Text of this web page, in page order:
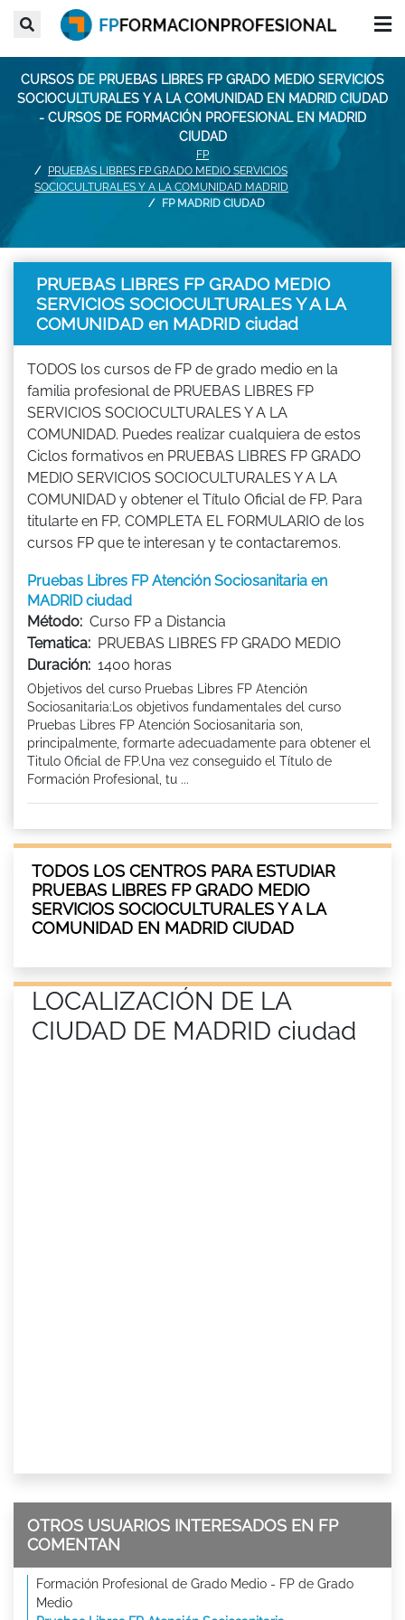
CURSOS DE PRUEBAS LIBRES FP GRADO MEDIO SERVICIOS
SOCIOCULTURALES Y A LA COMUNIDAD EN MADRID CIUDAD
- CURSOS DE FORMACIÓN PROFESIONAL EN MADRID
CIUDAD
FP
PRUEBAS LIBRES FP GRADO MEDIO SERVICIOS
SOCIOCULTURALES Y A LA COMUNIDAD MADRID
FP MADRID CIUDAD
PRUEBAS LIBRES FP GRADO MEDIO
SERVICIOS SOCIOCULTURALES Y A LA
COMUNIDAD en MADRID ciudad
TODOS los cursos de FP de grado medio en la
familia profesional de PRUEBAS LIBRES FP
SERVICIOS SOCIOCULTURALES Y A LA
COMUNIDAD. Puedes realizar cualquiera de estos
Ciclos formativos en PRUEBAS LIBRES FP GRADO
MEDIO SERVICIOS SOCIOCULTURALES Y A LA
COMUNIDAD y obtener el Título Oficial de FP. Para
titularte en FP, COMPLETA EL FORMULARIO de los
cursos FP que te interesan y te contactaremos.
Pruebas Libres FP Atención Sociosanitaria en
MADRID ciudad
Método: Curso FP a Distancia
Tematica: PRUEBAS LIBRES FP GRADO MEDIO
Duración: 1400 horas
Objetivos del curso Pruebas Libres FP Atención
Sociosanitaria:Los objetivos fundamentales del curso
Pruebas Libres FP Atención Sociosanitaria son,
principalmente, formarte adecuadamente para obtener el
Titulo Oficial de FP.Una vez conseguido el Título de
Formación Profesional, tu ...
TODOS LOS CENTROS PARA ESTUDIAR
PRUEBAS LIBRES FP GRADO MEDIO
SERVICIOS SOCIOCULTURALES Y A LA
COMUNIDAD EN MADRID CIUDAD
LOCALIZACIÓN DE LA
CIUDAD DE MADRID ciudad
OTROS USUARIOS INTERESADOS EN FP
COMENTAN
Formación Profesional de Grado Medio - FP de Grado
Medio